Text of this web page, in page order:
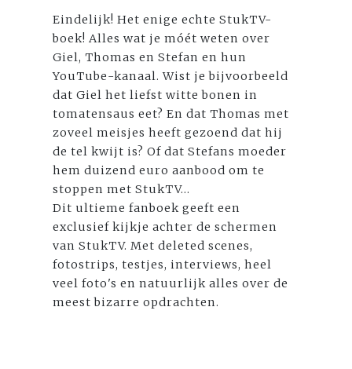
Eindelijk! Het enige echte StukTV-
boek! Alles wat je móét weten over
Giel, Thomas en Stefan en hun
YouTube-kanaal. Wist je bijvoorbeeld
dat Giel het liefst witte bonen in
tomatensaus eet? En dat Thomas met
zoveel meisjes heeft gezoend dat hij
de tel kwijt is? Of dat Stefans moeder
hem duizend euro aanbood om te
stoppen met StukTV...
Dit ultieme fanboek geeft een
exclusief kijkje achter de schermen
van StukTV. Met deleted scenes,
fotostrips, testjes, interviews, heel
veel foto's en natuurlijk alles over de
meest bizarre opdrachten.